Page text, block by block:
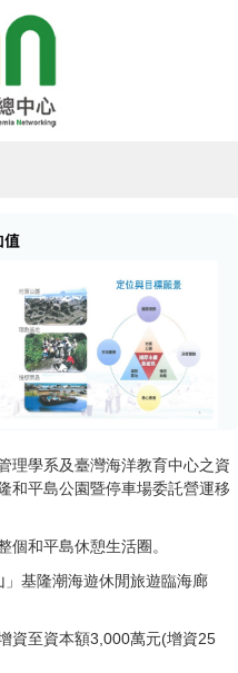
理學系及臺灣海洋教育中心之資
和平島公園暨停車場委託營運移
個和平島休憩生活圈。
」基隆潮海遊休閒旅遊臨海廊
資至資本額3,000萬元(增資25